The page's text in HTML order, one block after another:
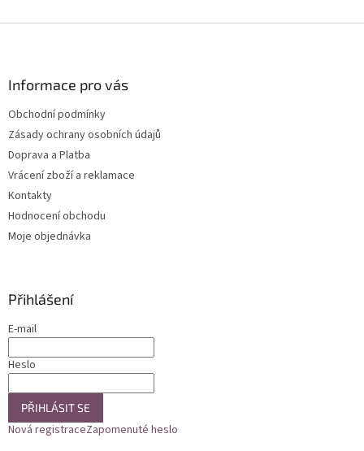
Informace pro vás
Obchodní podmínky
Zásady ochrany osobních údajů
Doprava a Platba
Vrácení zboží a reklamace
Kontakty
Hodnocení obchodu
Moje objednávka
Přihlášení
E-mail
Heslo
PŘIHLÁSIT SE
Nová registraceZapomenuté heslo